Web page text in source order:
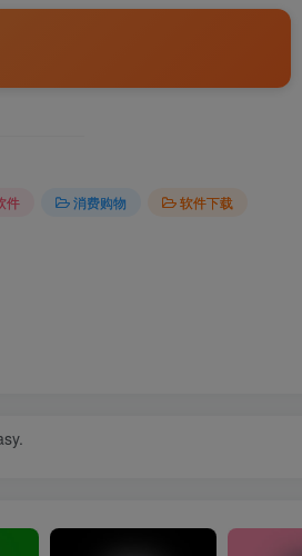
件 消费购物 软件下载